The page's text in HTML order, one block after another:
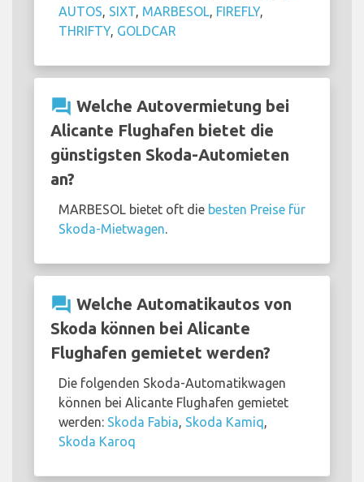
AUTOS SIXT MARBESOL FIREFLY,
THRIFTY, GOLDCAR
question_answer Welche Autovermietung bei
Alicante Flughafen bietet die
günstigsten Skoda-Automieten
an?
MARBESOL bietet oft die besten Preise für
Skoda-Mietwagen
question_answer Welche Automatikautos von
Skoda können bei Alicante
Flughafen gemietet werden?
Die folgenden Skoda-Automatikwagen
können bei Alicante Flughafen gemietet
werden: Skoda Fabia Skoda Kamiq
Skoda Karoq